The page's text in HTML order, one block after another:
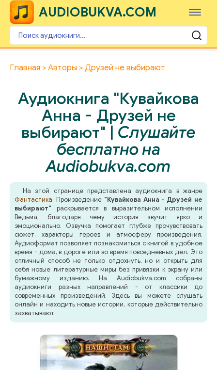
AUDIOBUKVA.COM
Главная Авторы Друзей не выбирают
Аудиокнига "Кувайкова
Анна - Друзей не
выбирают" | Слушайте
бесплатно на
Audiobukva.com
На этой странице представлена аудиокнига в жанре
Фантастика. Произведение "Кувайкова Анна - Друзей не
выбирают" раскрывается в выразительном исполнении
Ведьма, благодаря чему история звучит ярко и
эмоционально. Озвучка помогает глубже прочувствовать
сюжет, характеры героев и атмосферу произведения.
Аудиоформат позволяет познакомиться с книгой в удобное
время - дома, в дороге или во время повседневных дел. Это
отличный способ не только отдохнуть, но и открыть для
себя новые литературные миры без привязки к экрану или
бумажному изданию. На Audiobukva.com собраны
аудиокниги разных направлений - от классики до
современных произведений. Здесь вы можете слушать
онлайн и находить новые истории, которые действительно
захватывают.